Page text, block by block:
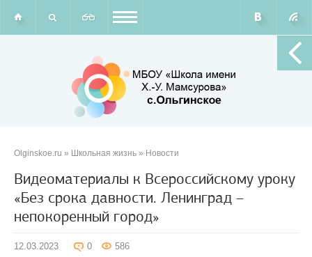
Olginskoe.ru » Школьная жизнь » Новости
Видеоматериалы к Всероссийскому уроку
«Без срока давности. Ленинград –
непокоренный город»
12.03.2023 0 586